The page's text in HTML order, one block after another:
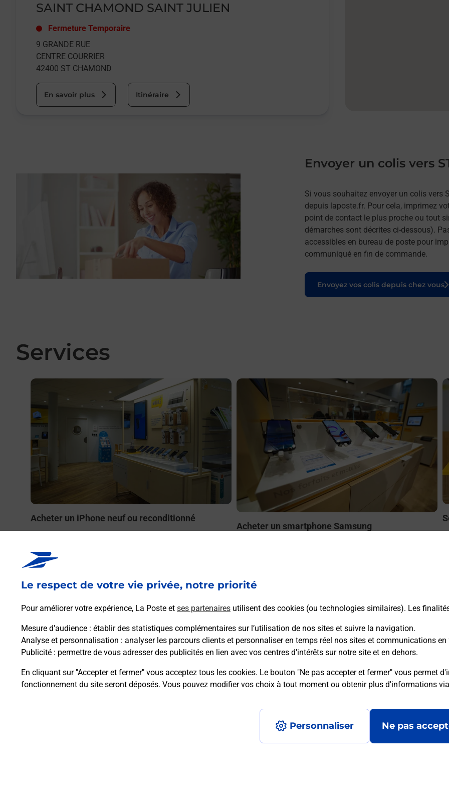
Le respect de votre vie privée, notre priorité
Pour améliorer votre expérience, La Poste et ses partenaires utilisent des cookies (ou technologies similaires). Les
Mesure d’audience : établir des statistiques complémentaires sur l’utilisation de nos sites et suivre la navigation.
Analyse et personnalisation : analyser les parcours clients et personnaliser en temps réel nos sites et communications
Publicité : permettre de vous adresser des publicités en lien avec vos centres d’intérêts sur notre site et en dehors.
En cliquant sur "Accepter et fermer" vous acceptez tous les cookies. Le bouton "Ne pas accepter et fermer" vous permet
fonctionnement du site seront déposés. Vous pouvez modifier vos choix à tout moment ou obtenir plus d'informations via
Personnaliser Ne pas
SAINT CHAMOND SAINT JULIEN
Fermeture Temporaire
9 GRANDE RUE
CENTRE COURRIER
42400 ST CHAMOND
En savoir plus Itinéraire
Envoyer un colis vers
Si vous souhaitez envoyer un colis vers
depuis laposte.fr. Pour cela, imprimez
point de contact le plus proche ou tout
démarches sont décrites ci-dessous).
accessibles en bureau de poste pour
communiqué en fin de commande.
Envoyez vos colis depuis chez vous
Le lien s'ouvre dans un nouvel onglet
Services
En savoir plus
Acheter un iPhone neuf ou reconditionné
dans vos bureaux de Poste à SAINT CHAMOND SAINT
En savoir plus
Acheter un smartphone Samsung
CHAMOND SAINT JULIEN (42400) !
En savoir plus
Questions fréquemment posées
Comment retourner un colis acheté en ligne depuis votre boîte aux